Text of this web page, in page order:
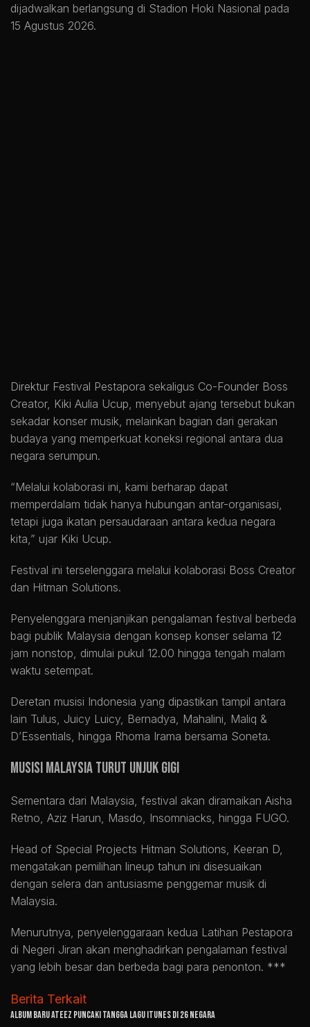
dijadwalkan berlangsung di Stadion Hoki Nasional pada
15 Agustus 2026.
Direktur Festival Pestapora sekaligus Co-Founder Boss
Creator, Kiki Aulia Ucup, menyebut ajang tersebut bukan
sekadar konser musik, melainkan bagian dari gerakan
budaya yang memperkuat koneksi regional antara dua
negara serumpun.
“Melalui kolaborasi ini, kami berharap dapat
memperdalam tidak hanya hubungan antar-organisasi,
tetapi juga ikatan persaudaraan antara kedua negara
kita,” ujar Kiki Ucup.
Festival ini terselenggara melalui kolaborasi Boss Creator
dan Hitman Solutions.
Penyelenggara menjanjikan pengalaman festival berbeda
bagi publik Malaysia dengan konsep konser selama 12
jam nonstop, dimulai pukul 12.00 hingga tengah malam
waktu setempat.
Deretan musisi Indonesia yang dipastikan tampil antara
lain Tulus, Juicy Luicy, Bernadya, Mahalini, Maliq &
D’Essentials, hingga Rhoma Irama bersama Soneta.
Musisi Malaysia Turut Unjuk Gigi
Sementara dari Malaysia, festival akan diramaikan Aisha
Retno, Aziz Harun, Masdo, Insomniacks, hingga FUGO.
Head of Special Projects Hitman Solutions, Keeran D,
mengatakan pemilihan lineup tahun ini disesuaikan
dengan selera dan antusiasme penggemar musik di
Malaysia.
Menurutnya, penyelenggaraan kedua Latihan Pestapora
di Negeri Jiran akan menghadirkan pengalaman festival
yang lebih besar dan berbeda bagi para penonton. ***
Berita Terkait
Album Baru ATEEZ Puncaki Tangga Lagu iTunes di 26 Negara